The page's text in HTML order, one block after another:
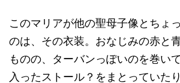
このマリアが他の聖母子像とちょ
のは、その衣装。おなじみの赤と
ものの、ターバンっぽいのを巻い
入ったストール？をまとっていた